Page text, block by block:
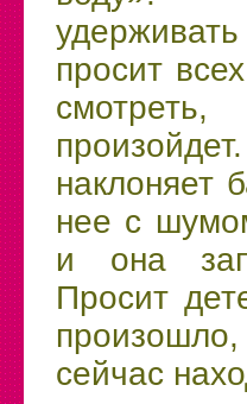
просит
наклоняет
нее с
и она
Просит
произошло,
сейчас